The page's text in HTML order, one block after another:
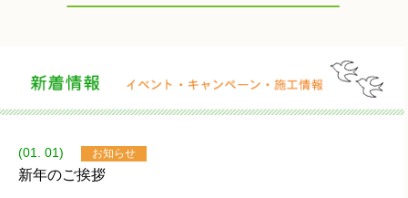
(01. 01) お知らせ
新年のご挨拶